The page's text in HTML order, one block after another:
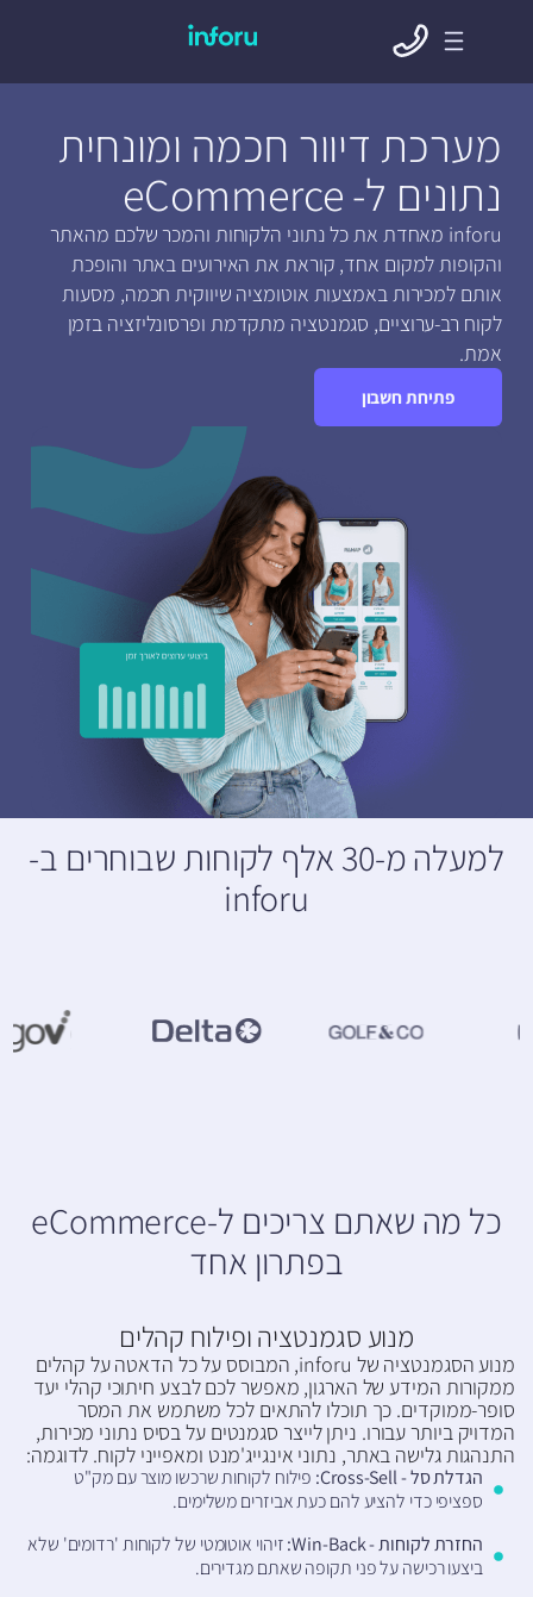
מערכת דיוור חכמה ומונחית
נתונים ל- eCommerce
inforu מאחדת את כל נתוני הלקוחות והמכר שלכם מהאתר
והקופות למקום אחד, קוראת את האירועים באתר והופכת
אותם למכירות באמצעות אוטומציה שיווקית חכמה, מסעות
לקוח רב-ערוציים, סגמנטציה מתקדמת ופרסונליזציה בזמן
אמת.
פתיחת חשבון
למעלה מ-30 אלף לקוחות שבוחרים ב-
inforu
כל מה שאתם צריכים ל-eCommerce
בפתרון אחד
מנוע סגמנטציה ופילוח קהלים
מנוע הסגמנטציה של inforu, המבוסס על כל הדאטה על קהלים
ממקורות המידע של הארגון, מאפשר לכם לבצע חיתוכי קהלי יעד
סופר-ממוקדים. כך תוכלו להתאים לכל משתמש את המסר
המדויק ביותר עבורו. ניתן לייצר סגמנטים על בסיס נתוני מכירות,
התנהגות גלישה באתר, נתוני אינגייג'מנט ומאפייני לקוח. לדוגמה:
הגדלת סל - Cross-Sell:
פילוח לקוחות שרכשו מוצר עם מק"ט
ספציפי כדי להציע להם כעת אביזרים משלימים.
החזרת לקוחות - Win-Back:
זיהוי אוטומטי של לקוחות 'רדומים' שלא
ביצעו רכישה על פני תקופה שאתם מגדירים.